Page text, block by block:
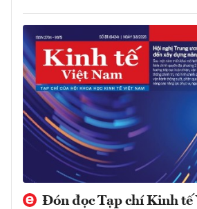
Đón đọc Tạp chí Kinh tế